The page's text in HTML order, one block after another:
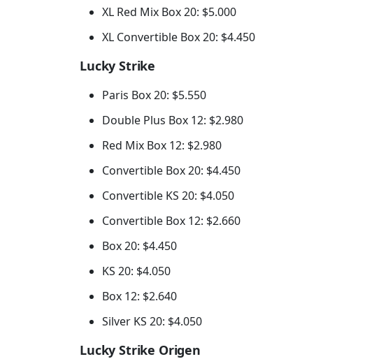
XL Red Mix Box 20: $5.000
XL Convertible Box 20: $4.450
Lucky Strike
Paris Box 20: $5.550
Double Plus Box 12: $2.980
Red Mix Box 12: $2.980
Convertible Box 20: $4.450
Convertible KS 20: $4.050
Convertible Box 12: $2.660
Box 20: $4.450
KS 20: $4.050
Box 12: $2.640
Silver KS 20: $4.050
Lucky Strike Origen